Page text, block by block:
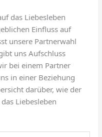
das Liebesleben
Einfluss auf
unsere Partnerwahl
uns Aufschluss
bei einem Partner
in einer Beziehung
darüber, wie der
Liebesleben